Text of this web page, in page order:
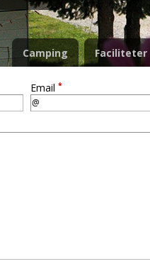
Camping Faciliteter
Email *